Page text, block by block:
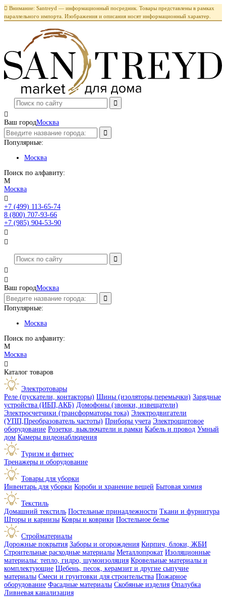
 Внимание: Santreyd — информационный посредник. Товары представлены в рамках
параллельного импорта. Изображения и описания носят информационный характер.

Ваш городМосква
Популярные:
Москва
Поиск по алфавиту:
М
Москва

+7 (499) 113-65-74
8 (800) 707-93-66
+7 (985) 904-53-90




Ваш городМосква
Популярные:
Москва
Поиск по алфавиту:
М
Москва

Каталог товаров
Электротовары
Реле (пускатели, контакторы) Шины (изоляторы,перемычки) Зарядные
устройства (ИБП,АКБ) Домофоны (звонки, извещатели)
Электросчетчики (трансформаторы тока) Электродвигатели
(УПП,Преобразователь частоты) Приборы учета Электрощитовое
оборудование Розетки, выключатели и рамки Кабель и провод Умный
дом Камеры видеонаблюдения
Туризм и фитнес
Тренажеры и оборудование
Товары для уборки
Инвентарь для уборки Короби и хранение вещей Бытовая химия
Текстиль
Домашний текстиль Постельные принадлежности Ткани и фурнитура
Шторы и карнизы Ковры и коврики Постельное белье
Стройматериалы
Дорожные покрытия Заборы и огорождения Кирпич, блоки, ЖБИ
Строительные расходные материалы Металлопрокат Изоляционные
материалы: тепло, гидро, шумоизоляция Кровельные материалы и
комплектующие Щебень, песок, керамзит и другие сыпучие
материалы Смеси и грунтовки для строительства Пожарное
оборудование Фасадные материалы Скобяные изделия Опалубка
Ливневая канализация